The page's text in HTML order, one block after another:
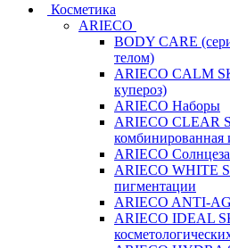
Косметика
ARIECO
BODY CARE
телом)
ARIECO CALM
купероз)
ARIECO Наборы
ARIECO CLEAR
комбинированная
ARIECO
ARIECO WHITE
пигментации
ARIECO ANTI-
ARIECO IDEAL